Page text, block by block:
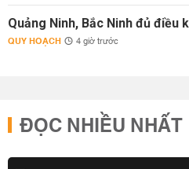
Quảng Ninh, Bắc Ninh đủ điều
QUY HOẠCH 4 giờ trước
ĐỌC NHIỀU NHẤT